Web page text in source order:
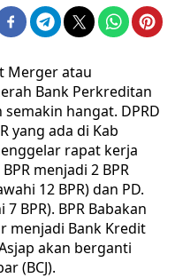
Merger atau
Bank Perkreditan
semakin hangat. DPRD
yang ada di Kab
rapat kerja
menjadi 2 BPR
12 BPR) dan PD.
BPR). BPR Babakan
menjadi Bank Kredit
akan berganti
(BCJ).